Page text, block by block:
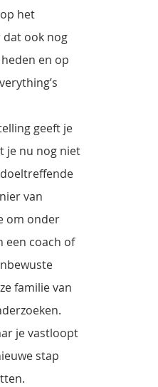
het
dat ook nog
en op
geeft je
je nu nog niet
van
om onder
een coach of
familie van
je vastloopt
stap